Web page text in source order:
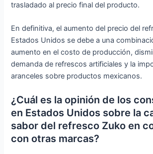
trasladado al precio final del producto.
En definitiva, el aumento del precio del
Estados Unidos se debe a una
aumento en el costo de producción,
demanda de refrescos artificiales y la
aranceles sobre productos mexicanos.
¿Cuál es la opinión de los
en Estados Unidos sobre la
sabor del refresco Zuko en
con otras marcas?